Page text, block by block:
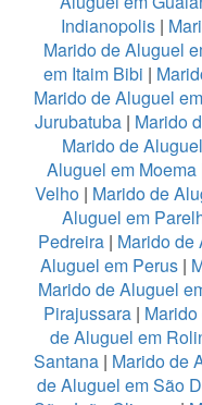
Indianopolis|
Marido de Aluguel
em Itaim Bibi |
Marido de Aluguel
Jurubatuba | Marido
Marido de
Aluguel em Moema
Velho | Marido de
Aluguel em
Pedreira| Marido de
Aluguel em Perus|
Marido de Aluguel
Pirajussara|
de Aluguel em
Santana | Marido de
de Aluguel em São